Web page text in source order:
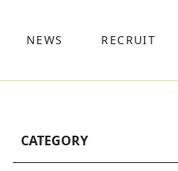
NEWS RECRUIT
CATEGORY